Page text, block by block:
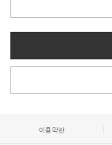
이용약관